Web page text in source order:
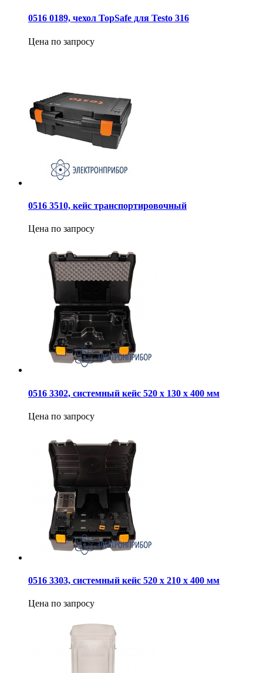
0516 0189, чехол TopSafe для Testo 316
Цена по запросу
0516 3510, кейс транспортировочный
Цена по запросу
0516 3302, cистемный кейс 520 x 130 x 400 мм
Цена по запросу
0516 3303, cистемный кейс 520 x 210 x 400 мм
Цена по запросу